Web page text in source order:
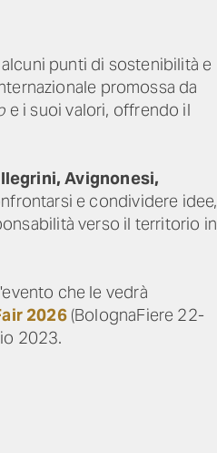
punti di sostenibilità e
promossa da
e i suoi valori, offrendo il
Avignonesi,
e condividere idee,
verso il territorio in
che le vedrà
2026(BolognaFiere 22-
2023.